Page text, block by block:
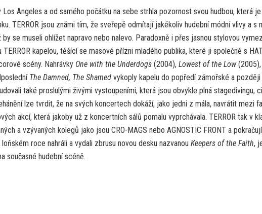
Angeles a od samého počátku na sebe strhla pozornost svou hudbou, která
TERROR jsou známi tím, že sveřepě odmítají jakékoliv hudební módní vlivy a s
se museli ohlížet napravo nebo nalevo. Paradoxně i přes jasnou stylovou
kapelou, těšící se masové přízni mladého publika, které ji společně s
scény. Nahrávky One with the Underdogs (2004), Lowest of the Low(2005),
The Damned, The Shamed vykoply kapelu do popředí zámořské a
také proslulými živými vystoupeními, která jsou obvykle plná stagedivingu,
lze tvrdit, že na svých koncertech dokáží, jako jedni z mála, navrátit mezi
akcí, která jakoby už z koncertních sálů pomalu vyprchávala. TERROR tak v
a vzývaných kolegů jako jsou CRO-MAGS nebo AGNOSTIC FRONT a
roce nahráli a vydali zbrusu novou desku nazvanou Keepers of the Faith,
současné hudební scéně.